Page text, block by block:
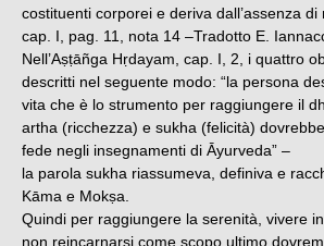
costituenti corporei e deriva dall’assenza di
cap. I, pag. 11, nota 14 –Tradotto E.
Nell’Aṣṭāñga Hṛdayam, cap. I, 2, i quattro
descritti nel seguente modo: “la persona
vita che è lo strumento per raggiungere il
artha (ricchezza) e sukha (felicità)
fede negli insegnamenti di Āyurveda” –
la parola sukha riassumeva, definiva e
Kāma e Mokṣa.
Quindi per raggiungere la serenità, vivere
non reincarnarsi come scopo ultimo